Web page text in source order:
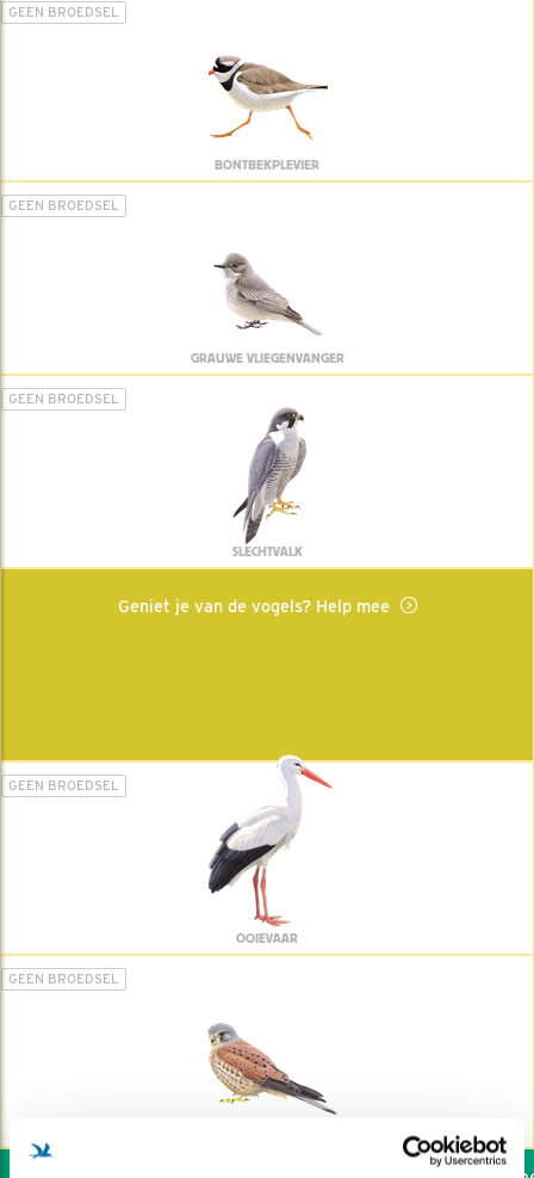
GEEN BROEDSEL
BONTBEKPLEVIER
GEEN BROEDSEL
GRAUWE VLIEGENVANGER
GEEN BROEDSEL
SLECHTVALK
Geniet je van de vogels? Help mee
GEEN BROEDSEL
OOIEVAAR
GEEN BROEDSEL